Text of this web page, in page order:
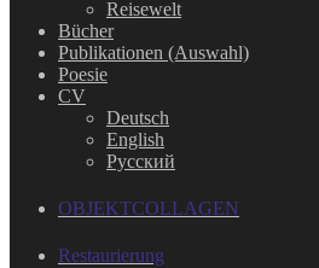
Reisewelt
Bücher
Publikationen (Auswahl)
Poesie
CV
Deutsch
English
Русский
OBJEKTCOLLAGEN
Restaurierung